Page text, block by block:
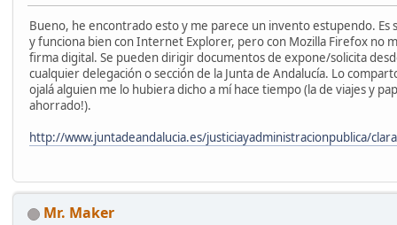
Bueno, he encontrado esto y me parece un invento estupendo. Es
y funciona bien con Internet Explorer, pero con Mozilla Firefox no
firma digital. Se pueden dirigir documentos de expone/solicita
cualquier delegación o sección de la Junta de Andalucía. Lo
ojalá alguien me lo hubiera dicho a mí hace tiempo (la de viajes y
ahorrado!).
http://www.juntadeandalucia.es/justiciayadministracionpublica/
Mr. Maker